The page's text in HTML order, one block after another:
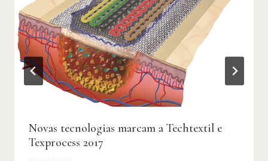
Novas tecnologias marcam a Techtextil e
Texprocess 2017